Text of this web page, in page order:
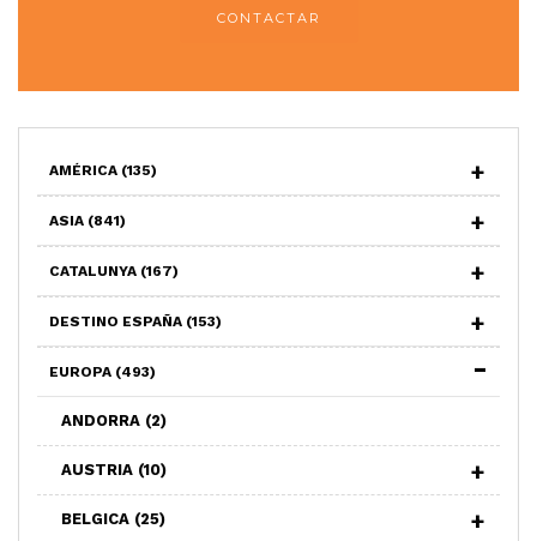
CONTACTAR
AMÉRICA (135)
ASIA (841)
CATALUNYA (167)
DESTINO ESPAÑA (153)
EUROPA (493)
ANDORRA (2)
AUSTRIA (10)
BELGICA (25)